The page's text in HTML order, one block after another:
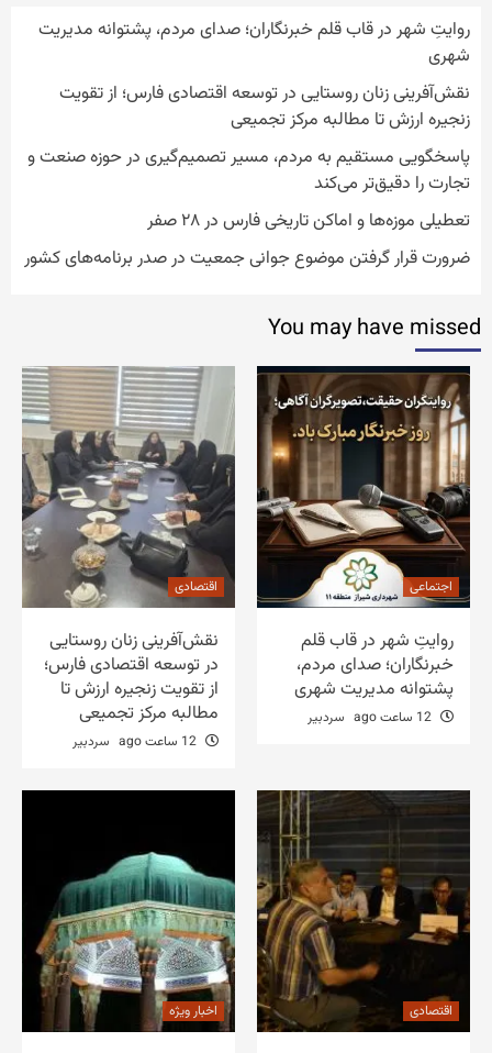
روایتِ شهر در قاب قلم خبرنگاران؛ صدای مردم، پشتوانه مدیریت
شهری
نقش‌آفرینی زنان روستایی در توسعه اقتصادی فارس؛ از تقویت
زنجیره ارزش تا مطالبه مرکز تجمیعی
پاسخگویی مستقیم به مردم، مسیر تصمیم‌گیری در حوزه صنعت و
تجارت را دقیق‌تر می‌کند
تعطیلی موزه‌ها و اماکن تاریخی فارس در ۲۸ صفر
ضرورت قرار گرفتن موضوع جوانی جمعیت در صدر برنامه‌های کشور
You may have missed
اجتماعی
روایتِ شهر در قاب قلم
خبرنگاران؛ صدای مردم،
پشتوانه مدیریت شهری
سردبیر
اقتصادی
نقش‌آفرینی زنان روستایی
در توسعه اقتصادی فارس؛
از تقویت زنجیره ارزش تا
مطالبه مرکز تجمیعی
سردبیر
اقتصادی اخبار ویژه